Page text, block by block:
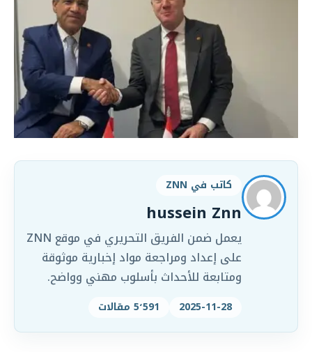
كاتب في ZNN
hussein Znn
يعمل ضمن الفريق التحريري في موقع ZNN
على إعداد ومراجعة مواد إخبارية موثوقة
ومتابعة للأحداث بأسلوب مهني وواضح.
2025-11-28 5٬591 مقالات